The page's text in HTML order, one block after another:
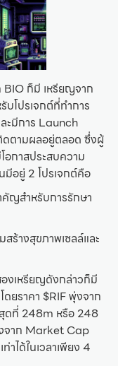
ก็มี เหรียญจาก
โปรเจกต์ที่ทำการ
ะมีการ Launch
ตามผลอยู่ตลอด ซึ่งผู้
อกาสประสบความ
มีอยู่ 2 โปรเจกต์คือ
ญสำหรับการรักษา
สร้างสุขภาพเซลล์และ
งเหรียญดังกล่าวก็มี
ดยราคา $RIF พุ่งจาก
ดที่ 248m หรือ 248
จาก Market Cap
าได้ในเวลาเพียง 4